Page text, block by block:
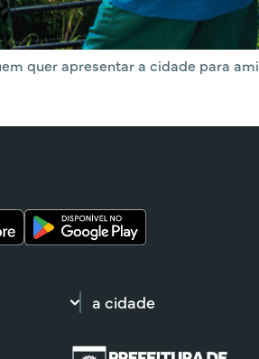
quer apresentar a cidade para
a cidade